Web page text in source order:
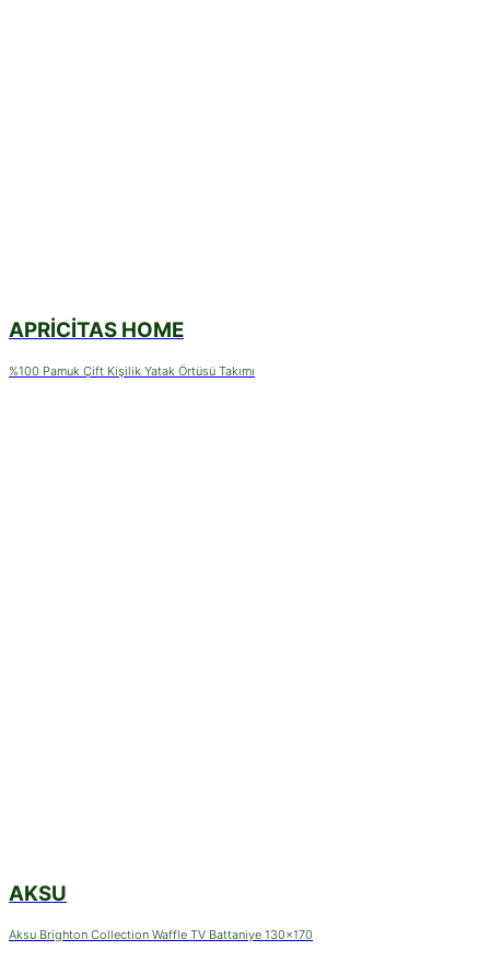
APRICITAS HOME
%100 Pamuk Çift Kişilik Yatak Örtüsü Takımı
AKSU
Aksu Brighton Collection Waffle TV Battaniye 130x170